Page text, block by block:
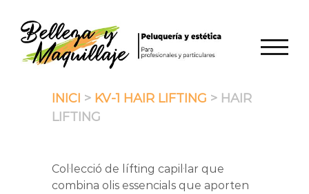
content
INICI > KV-1 HAIR LIFTING > HAIR
LIFTING
Col·lecció de lífting capil·lar que
combina olis essencials que aporten